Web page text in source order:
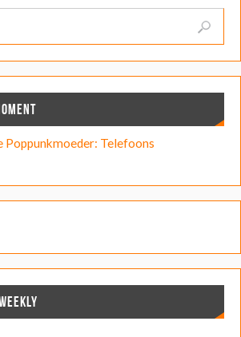
Poppunkmoeder: Telefoons